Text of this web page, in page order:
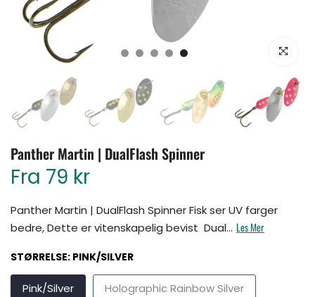
Klikk for å
Panther Martin | DualFlash Spinner
Fra 79 kr
Panther Martin | DualFlash Spinner Fisk ser UV farger
bedre, Dette er vitenskapelig bevist Dual... Les Mer
STØRRELSE: PINK/SILVER
Pink/Silver Holographic Rainbow Silver